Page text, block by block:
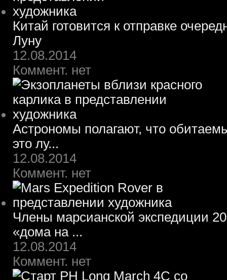
Китай готовится к отправке
Луну
12.08.2014
Коммент. нет
Астрономы полагают, что
это лу...
12.08.2014
Коммент. нет
Члены марсианской экспедиции
«дома на ...
12.08.2014
Коммент. нет